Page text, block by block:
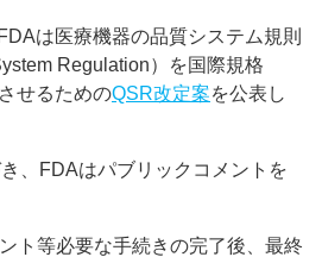
は医療機器の品質システム規則
Regulation）を国際規格
せるためのQSR改定案を公表し
、FDAはパブリックコメントを
ト等必要な手続きの完了後、最終